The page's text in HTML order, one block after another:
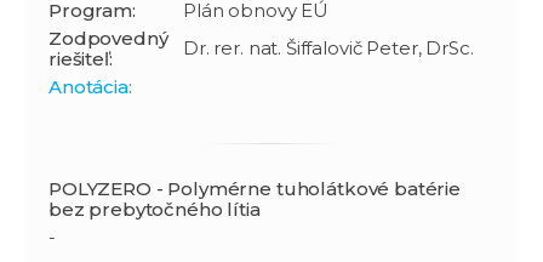
Program:
Plán obnovy EÚ
Zodpovedný
riešiteľ:
Dr. rer. nat. Šiffalovič Peter, DrSc.
Anotácia:
POLYZERO - Polymérne tuholátkové batérie
bez prebytočného lítia
-